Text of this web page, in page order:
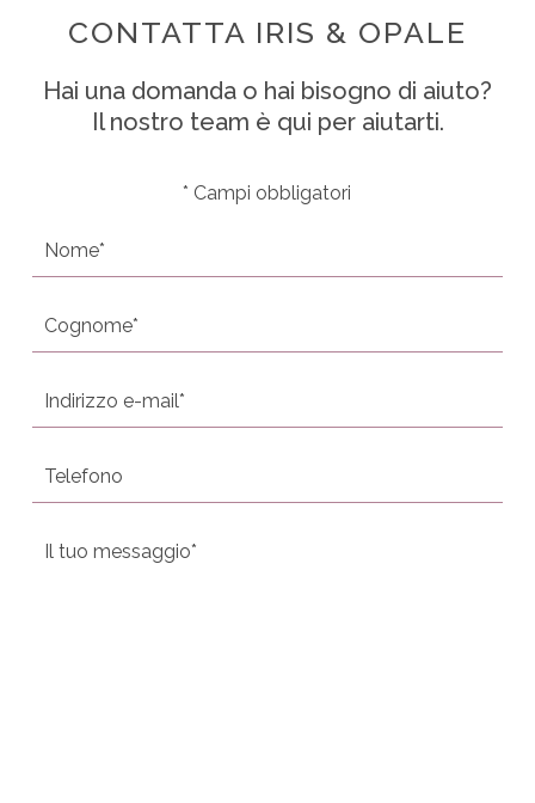
CONTATTA IRIS & OPALE
Hai una domanda o hai bisogno di aiuto?
Il nostro team è qui per aiutarti.
* Campi obbligatori